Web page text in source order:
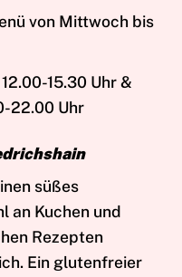
von Mittwoch bis
15.30 Uhr &
22.00 Uhr
süßes
an Kuchen und
Rezepten
Ein glutenfreier